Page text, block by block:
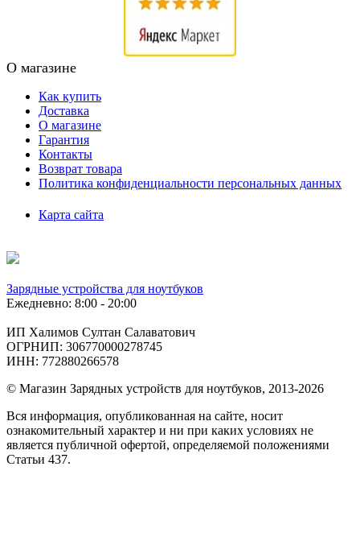
О магазине
Как купить
Доставка
О магазине
Гарантия
Контакты
Возврат товара
Политика конфиденциальности персональных данных
Карта сайта
Зарядные устройства для ноутбуков
Ежедневно: 8:00 - 20:00
ИП Халимов Султан Салаватович
ОГРНИП: 306770000278745
ИНН: 772880266578
© Магазин Зарядных устройств для ноутбуков, 2013-2026
Вся информация, опубликованная на сайте, носит
ознакомительный характер и ни при каких условиях не
является публичной офертой, определяемой положениями
Статьи 437.